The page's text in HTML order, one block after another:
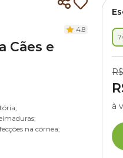
4.8
Cães e
na córnea;
à